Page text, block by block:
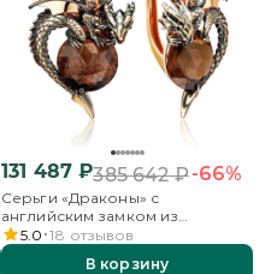
131 487 ₽385 642₽-66%
Серьги «Драконы» с
английским замком из
красного золота с цитрином и
кварцем дымчатым
5.0 18 отзывов
В корзину